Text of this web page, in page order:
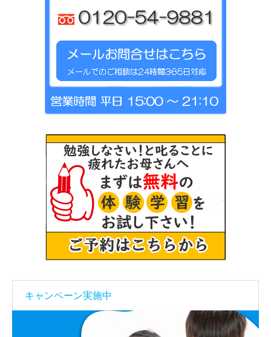
キャンペーン実施中